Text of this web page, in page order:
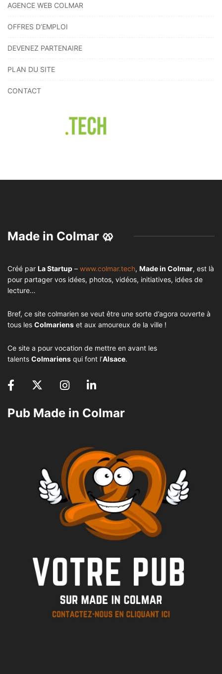
AGENCE WEB COLMAR
OFFRES D’EMPLOI
DEVENEZ PARTENAIRE
PLAN DU SITE
CONTACT
Made in Colmar 🥨
Créé par La Startup – www.colmar.tech, Made in Colmar, est là
pour partager vos idées, photos, vidéos, initiatives, idées de
lecture…
Bref, ce site colmarien se veut être une sorte d’agora ouverte à
tous les Colmariens et aux amoureux de la ville !
Ce site a pour vocation de mettre en avant les
talents Colmariens qui font l’Alsace.
Pub Made in Colmar